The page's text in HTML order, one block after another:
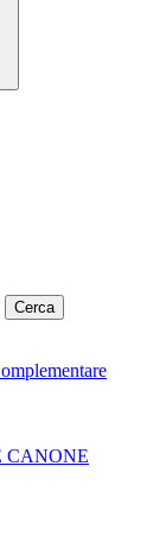
CANONE